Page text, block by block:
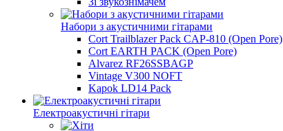
Набори з акустичними гітарами
Cort Trailblazer Pack CAP-810 (Open Pore)
Cort EARTH PACK (Open Pore)
Alvarez RF26SSBAGP
Vintage V300 NOFT
Kapok LD14 Pack
Електроакустичні гітари